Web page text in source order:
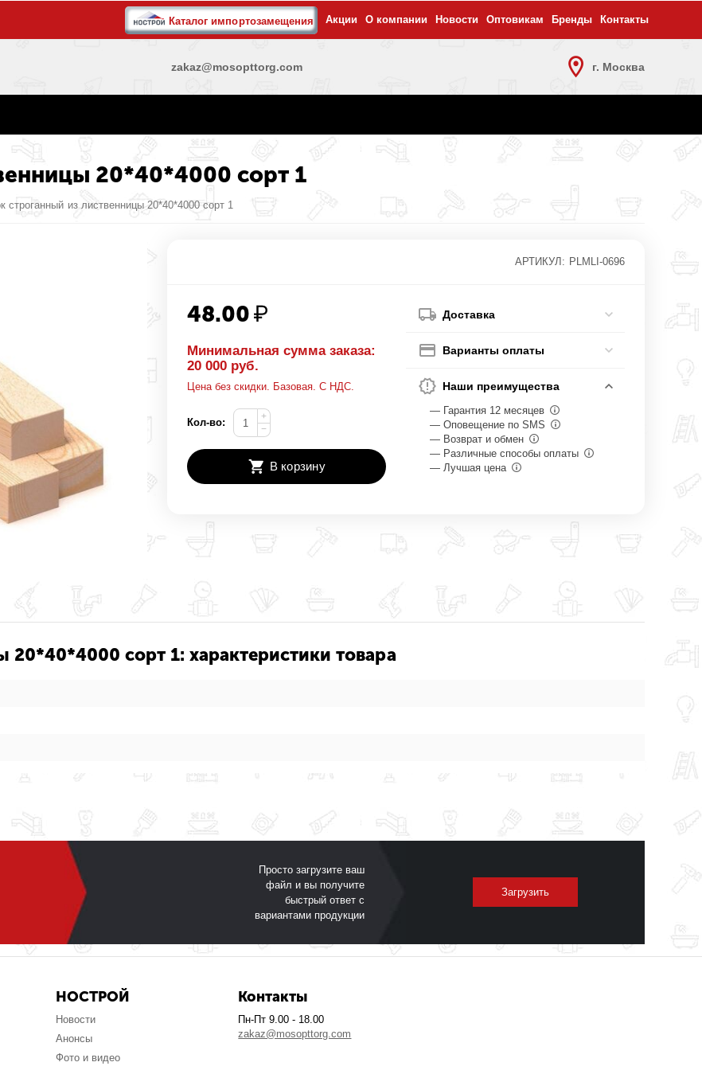
Каталог импортозамещения Акции О компании Новости Оптовикам Бренды Контакты
zakaz@mosopttorg.com г. Москва
20*40*4000 сорт 1
строганный из лиственницы 20*40*4000 сорт 1
АРТИКУЛ: PLMLI-0696
48.00₽
Минимальная сумма заказа:
20 000 руб.
Цена без скидки. Базовая. С НДС.
Кол-во:
+
−
В корзину
Доставка
Варианты оплаты
Наши преимущества
— Гарантия 12 месяцев
— Оповещение по SMS
— Возврат и обмен
— Различные способы оплаты
— Лучшая цена
20*40*4000 сорт 1: характеристики товара
Просто загрузите ваш
файл и вы получите
быстрый ответ с
вариантами продукции
Загрузить
НОСТРОЙ
Новости
Анонсы
Фото и видео
Контакты
Пн-Пт 9.00 - 18.00
zakaz@mosopttorg.com